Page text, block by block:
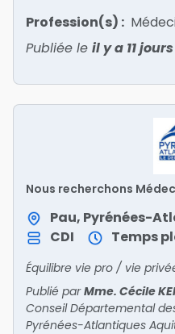
Profession(s) :
Publiée le il y a 11 jours
Nous recherchons
CDI
Temps
Publié parMme. Cécile
Conseil Départemental
Pyrénées-Atlantiques